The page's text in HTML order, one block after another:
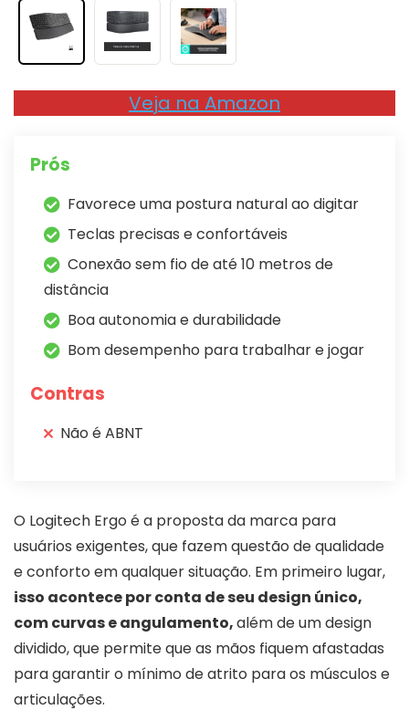
Veja na Amazon
Prós
Favorece uma postura natural ao digitar
Teclas precisas e confortáveis
Conexão sem fio de até 10 metros de
distância
Boa autonomia e durabilidade
Bom desempenho para trabalhar e jogar
Contras
Não é ABNT
O Logitech Ergo é a proposta da marca para
usuários exigentes, que fazem questão de qualidade
e conforto em qualquer situação. Em primeiro lugar,
isso acontece por conta de seu design único,
com curvas e angulamento,além de um design
dividido, que permite que as mãos fiquem afastadas
para garantir o mínimo de atrito para os músculos e
articulações.